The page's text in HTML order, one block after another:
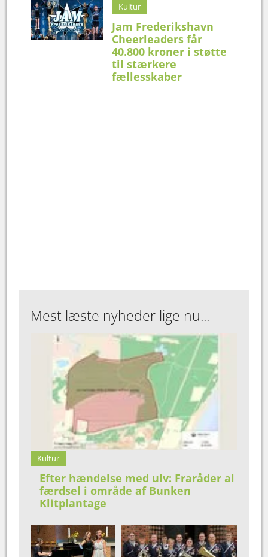
Kultur
Jam Frederikshavn
Cheerleaders får
40.800 kroner i støtte
til stærkere
fællesskaber
Mest læste nyheder lige nu...
Kultur
Efter hændelse med ulv: Fraråder al
færdsel i område af Bunken
Klitplantage